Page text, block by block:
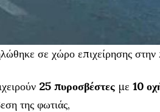
σε χώρο επιχείρησης στην
25 πυροσβέστες με 10
της φωτιάς,